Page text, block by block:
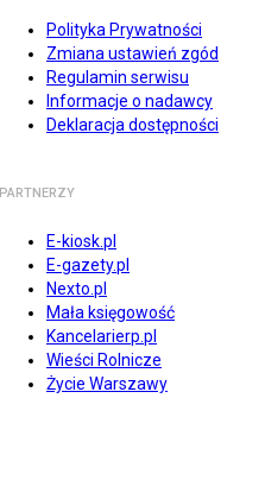
Polityka Prywatności
Zmiana ustawień zgód
Regulamin serwisu
Informacje o nadawcy
Deklaracja dostępności
PARTNERZY
E-kiosk.pl
E-gazety.pl
Nexto.pl
Mała księgowość
Kancelarierp.pl
Wieści Rolnicze
Życie Warszawy